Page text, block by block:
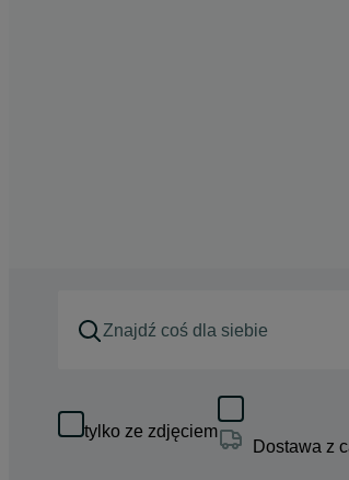
tylko ze zdjęciem
Dostawa z